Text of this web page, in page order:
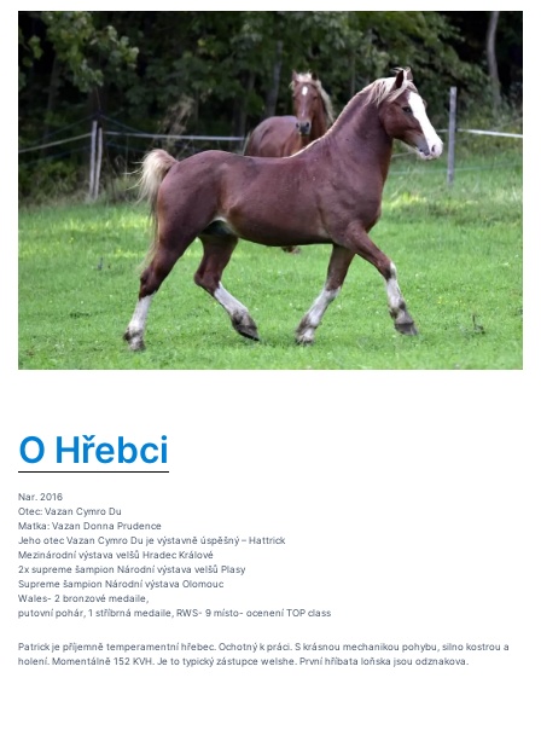
O Hřebci
Nar. 2016
Otec: Vazan Cymro Du
Matka: Vazan Donna Prudence
Jeho otec Vazan Cymro Du je výstavně úspěšný – Hattrick
Mezinárodní výstava velšů Hradec Králové
2x supreme šampion Národní výstava velšů Plasy
Supreme šampion Národní výstava Olomouc
Wales- 2 bronzové medaile,
putovní pohár, 1 stříbrná medaile, RWS- 9 místo- ocenení TOP class
Patrick je příjemně temperamentní hřebec. Ochotný k práci. S krásnou mechanikou pohybu, silno kostrou a
holení. Momentálně 152 KVH. Je to typický zástupce welshe. První hříbata loňska jsou odznakova.